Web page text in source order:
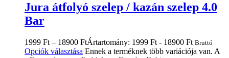
Jura átfolyó szelep / kazán szelep 4.0
Bar
1999 Ft – 18900 FtÁrtartomány: 1999 Ft - 18900 Ft Bruttó
Opciók választása Ennek a terméknek több variációja van. A